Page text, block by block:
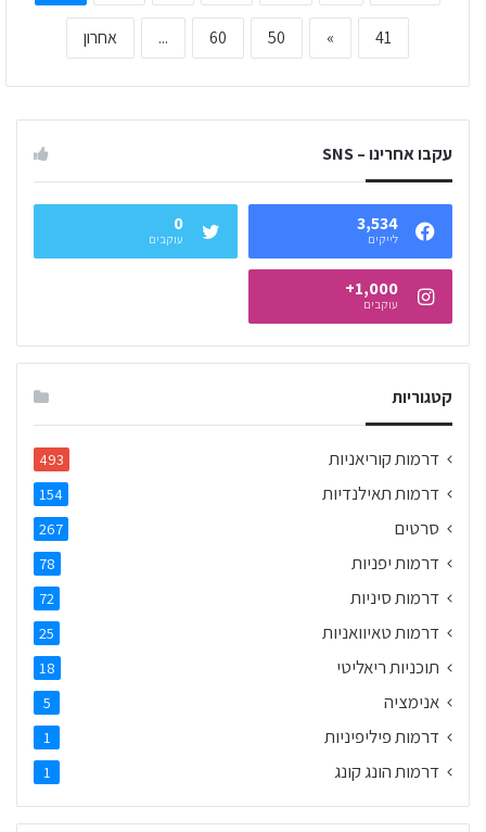
41
»
50
60
... אחרון
עקבו אחרינו – SNS
3,534
לייקים
0
עוקבים
1,000+
עוקבים
קטגוריות
דרמות קוריאניות 493
דרמות תאילנדיות 154
סרטים 267
דרמות יפניות 78
דרמות סיניות 72
דרמות טאיוואניות 25
תוכניות ריאליטי 18
אנימציה 5
דרמות פיליפיניות 1
דרמות הונג קונג 1